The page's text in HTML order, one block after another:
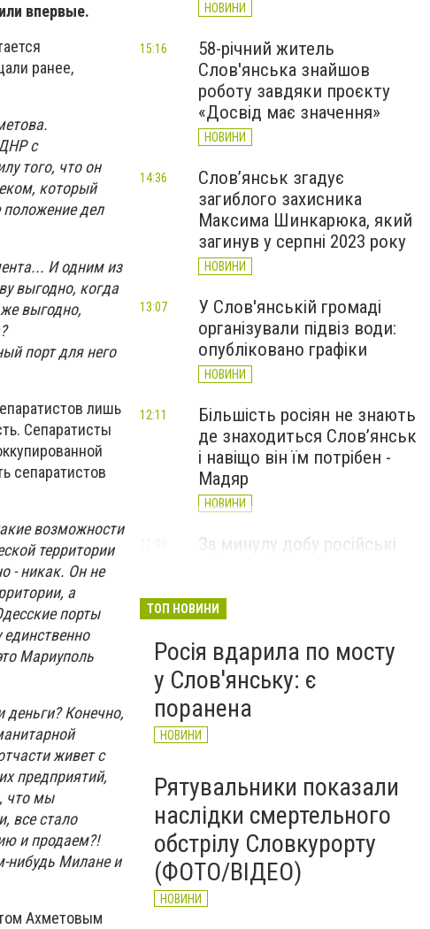
впервые.
ранее,
с
того, что он
который
дел
И одним из
выгодно, когда
выгодно,
порт для него
лишь
Сепаратисты
сепаратистов
возможности
территории
- никак. Он не
а
порты
Мариуполь
Конечно,
живет с
предприятий,
что мы
все стало
и продаем?!
нибудь Милане и
Ахметовым
НОВИНИ
58-річний житель
Слов'янська знайшов
роботу завдяки проєкту
«Досвід має значення»
НОВИНИ
15:16
Слов’янськ згадує
загиблого захисника
Максима Шинкарюка, який
загинув у серпні 2023 року
НОВИНИ
14:36
У Слов'янській громаді
організували підвіз води:
опубліковано графіки
НОВИНИ
13:07
Більшість росіян не знають
де знаходиться Слов’янськ
і навіщо він їм потрібен -
Мадяр
НОВИНИ
12:11
За минулу добу російські
великої війни: 6 серпня
11:09
ТОП НОВИНИ
Росія вдарила по мосту
у Слов'янську: є
поранена
НОВИНИ
Рятувальники показали
наслідки смертельного
обстрілу Словкурорту
(ФОТО/ВІДЕО)
НОВИНИ